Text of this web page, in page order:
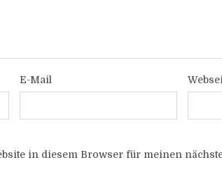
E-Mail
in diesem Browser für meinen